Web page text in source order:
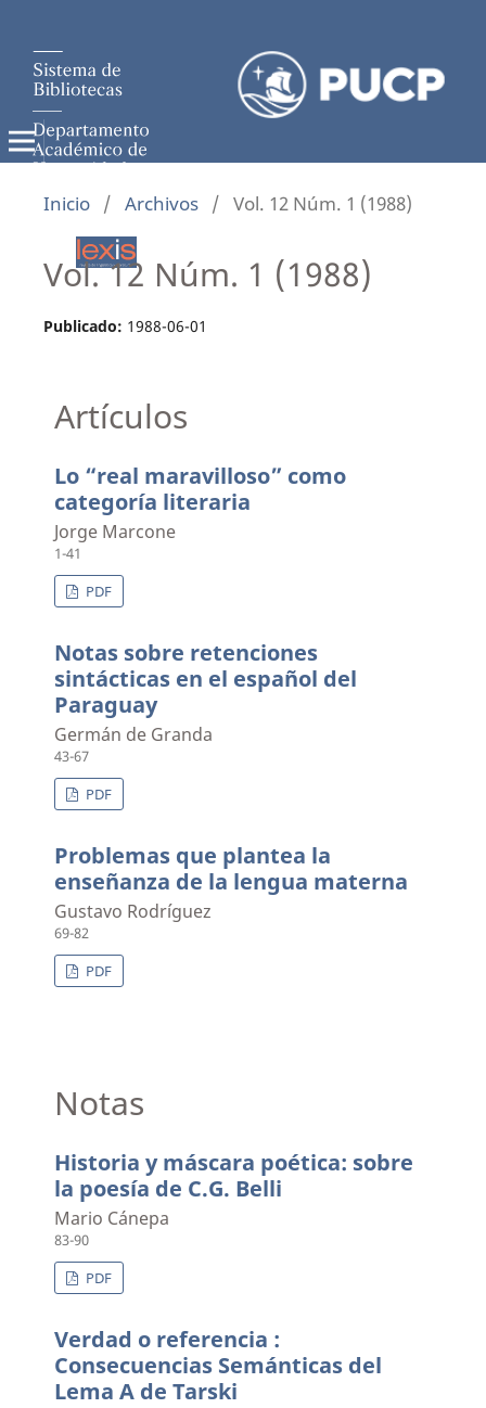
Inicio / Archivos / Vol. 12 Núm. 1 (1988)
Vol. 12 Núm. 1 (1988)
Publicado: 1988-06-01
Artículos
Lo “real maravilloso” como
categoría literaria
Jorge Marcone
1-41
PDF
Notas sobre retenciones
sintácticas en el español del
Paraguay
Germán de Granda
43-67
PDF
Problemas que plantea la
enseñanza de la lengua materna
Gustavo Rodríguez
69-82
PDF
Notas
Historia y máscara poética: sobre
la poesía de C.G. Belli
Mario Cánepa
83-90
PDF
Verdad o referencia :
Consecuencias Semánticas del
Lema A de Tarski